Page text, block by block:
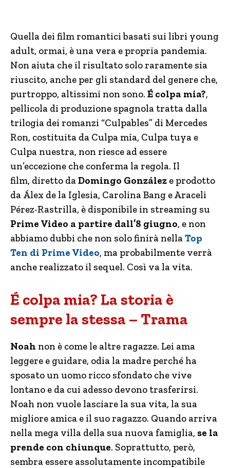
Quella dei film romantici basati sui libri young
adult, ormai, è una vera e propria pandemia.
Non aiuta che il risultato solo raramente sia
riuscito, anche per gli standard del genere che,
purtroppo, altissimi non sono. É colpa mia?,
pellicola di produzione spagnola tratta dalla
trilogia dei romanzi “Culpables” di Mercedes
Ron, costituita da Culpa mía, Culpa tuya e
Culpa nuestra, non riesce ad essere
un’eccezione che conferma la regola. Il
film, diretto daDomingo González e prodotto
da Álex de la Iglesia, Carolina Bang e Araceli
Pérez-Rastrilla, è disponibile in streaming su
Prime Video a partire dall’8 giugno, e non
abbiamo dubbi che non solo finirà nellaTop
Ten di Prime Video, ma probabilmente verrà
anche realizzato il sequel. Così va la vita.
É colpa mia? La storia è
sempre la stessa – Trama
Noah non è come le altre ragazze. Lei ama
leggere e guidare, odia la madre perché ha
sposato un uomo ricco sfondato che vive
lontano e da cui adesso devono trasferirsi.
Noah non vuole lasciare la sua vita, la sua
migliore amica e il suo ragazzo. Quando arriva
nella mega villa della sua nuova famiglia, se la
prende con chiunque. Soprattutto, però,
sembra essere assolutamente incompatibile